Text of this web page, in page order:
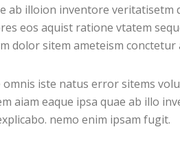
ab illoion inventore veritatisetm
eos aquist ratione vtatem
dolor sitem ameteism conctetur
iste natus error sitems
aiam eaque ipsa quae ab illo
nemo enim ipsam fugit.